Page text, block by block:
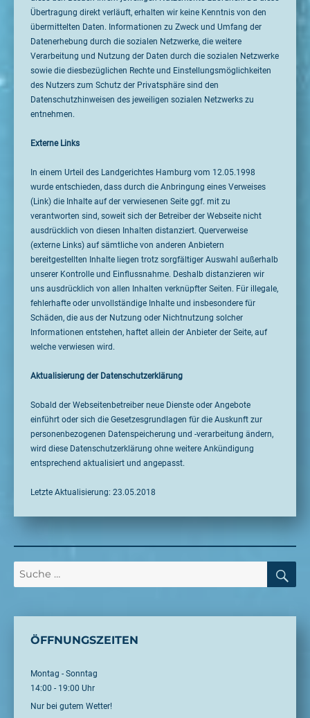
Übertragung direkt verläuft, erhalten wir keine Kenntnis von den
übermittelten Daten. Informationen zu Zweck und Umfang der
Datenerhebung durch die sozialen Netzwerke, die weitere
Verarbeitung und Nutzung der Daten durch die sozialen Netzwerke
sowie die diesbezüglichen Rechte und Einstellungsmöglichkeiten
des Nutzers zum Schutz der Privatsphäre sind den
Datenschutzhinweisen des jeweiligen sozialen Netzwerks zu
entnehmen.
Externe Links
In einem Urteil des Landgerichtes Hamburg vom 12.05.1998
wurde entschieden, dass durch die Anbringung eines Verweises
(Link) die Inhalte auf der verwiesenen Seite ggf. mit zu
verantworten sind, soweit sich der Betreiber der Webseite nicht
ausdrücklich von diesen Inhalten distanziert. Querverweise
(externe Links) auf sämtliche von anderen Anbietern
bereitgestellten Inhalte liegen trotz sorgfältiger Auswahl außerhalb
unserer Kontrolle und Einflussnahme. Deshalb distanzieren wir
uns ausdrücklich von allen Inhalten verknüpfter Seiten. Für illegale,
fehlerhafte oder unvollständige Inhalte und insbesondere für
Schäden, die aus der Nutzung oder Nichtnutzung solcher
Informationen entstehen, haftet allein der Anbieter der Seite, auf
welche verwiesen wird.
Aktualisierung der Datenschutzerklärung
Sobald der Webseitenbetreiber neue Dienste oder Angebote
einführt oder sich die Gesetzesgrundlagen für die Auskunft zur
personenbezogenen Datenspeicherung und -verarbeitung ändern,
wird diese Datenschutzerklärung ohne weitere Ankündigung
entsprechend aktualisiert und angepasst.
Letzte Aktualisierung: 23.05.2018
ÖFFNUNGSZEITEN
Montag - Sonntag
14:00 - 19:00 Uhr
Nur bei gutem Wetter!